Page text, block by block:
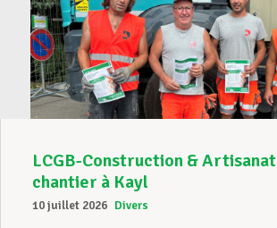
LCGB-Construction & Artisanat
chantier à Kayl
10 juillet 2026 Divers